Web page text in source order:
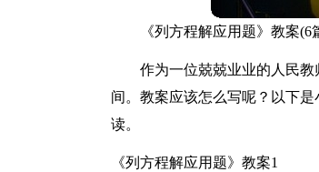
《列方程解应用题》教案(6
作为一位兢兢业业的人民
间。教案应该怎么写呢？以下
读。
《列方程解应用题》教案1